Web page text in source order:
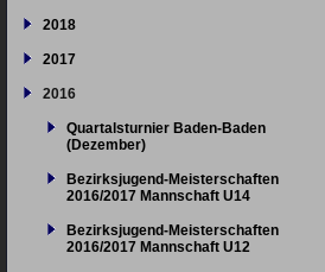
2018
2017
2016
Quartalsturnier Baden-Baden
(Dezember)
Bezirksjugend-Meisterschaften
2016/2017 Mannschaft U14
Bezirksjugend-Meisterschaften
2016/2017 Mannschaft U12